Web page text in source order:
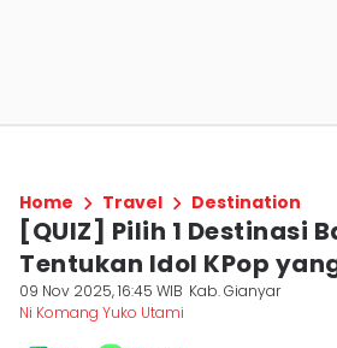
Home Travel Destination
[QUIZ] Pilih 1 Destinasi
Tentukan Idol KPop
09 Nov 2025, 16:45 WIB Kab. Gianyar
Ni Komang Yuko Utami